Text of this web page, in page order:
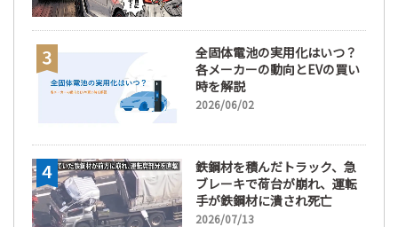
全固体電池の実用化はいつ？
各メーカーの動向とEVの買い
時を解説
2026/06/02
鉄鋼材を積んだトラック、急
ブレーキで荷台が崩れ、運転
手が鉄鋼材に潰され死亡
2026/07/13